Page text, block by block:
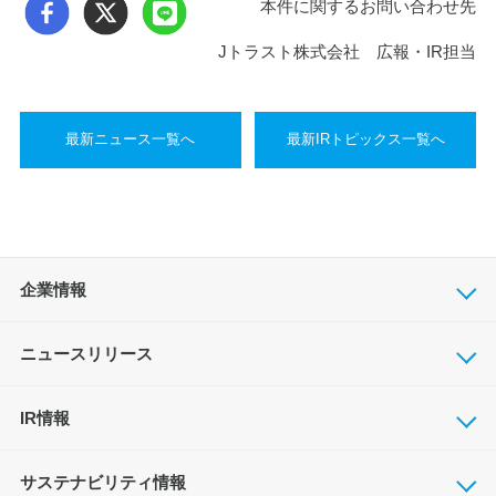
本件に関するお問い合わせ先
Jトラスト株式会社 広報・IR担当
最新ニュース一覧へ 最新IRトピックス一覧へ
企業情報
ニュースリリース
IR情報
サステナビリティ情報